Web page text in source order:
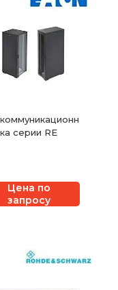
серии RE
Цена по
запросу